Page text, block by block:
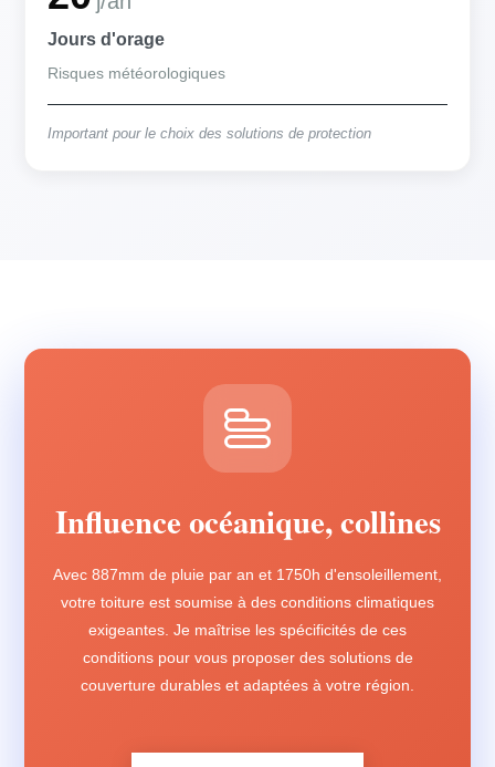
Jours d'orage
Risques météorologiques
Important pour le choix des solutions de protection
Influence océanique, collines
Avec 887mm de pluie par an et 1750h d'ensoleillement,
votre toiture est soumise à des conditions climatiques
exigeantes. Je maîtrise les spécificités de ces
conditions pour vous proposer des solutions de
couverture durables et adaptées à votre région.